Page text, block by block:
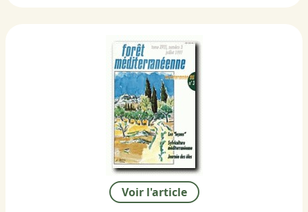
Voir l'article